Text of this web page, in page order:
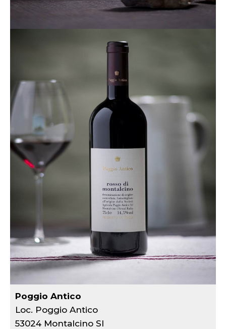
Poggio Antico
Loc. Poggio Antico
53024 Montalcino SI